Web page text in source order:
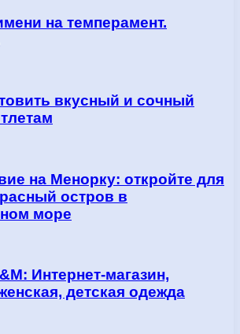
на темперамент.
вкусный и сочный
на Менорку: откройте для
остров в
море
Интернет-магазин,
детская одежда